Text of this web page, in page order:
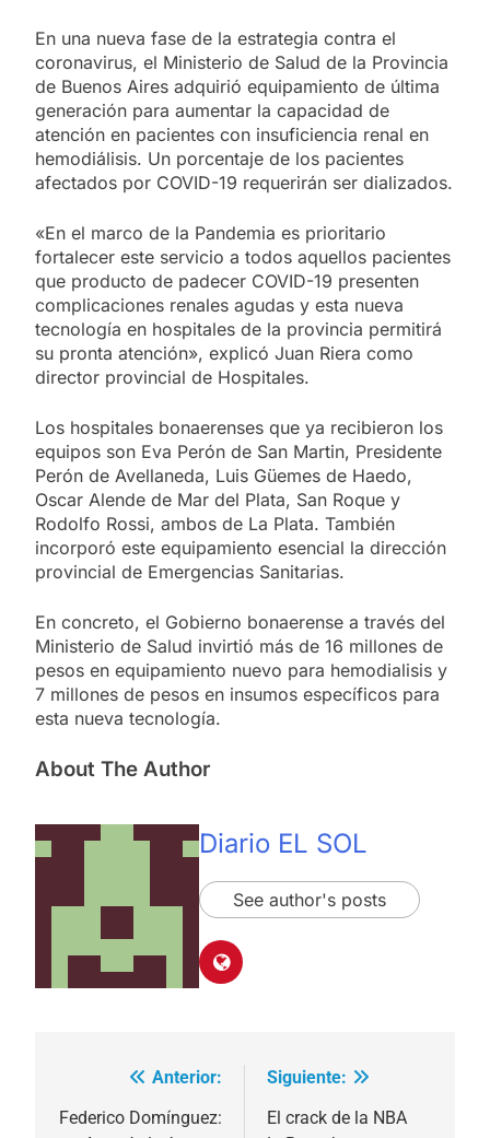
En una nueva fase de la estrategia contra el
coronavirus, el Ministerio de Salud de la Provincia
de Buenos Aires adquirió equipamiento de última
generación para aumentar la capacidad de
atención en pacientes con insuficiencia renal en
hemodiálisis. Un porcentaje de los pacientes
afectados por COVID-19 requerirán ser dializados.
«En el marco de la Pandemia es prioritario
fortalecer este servicio a todos aquellos pacientes
que producto de padecer COVID-19 presenten
complicaciones renales agudas y esta nueva
tecnología en hospitales de la provincia permitirá
su pronta atención», explicó Juan Riera como
director provincial de Hospitales.
Los hospitales bonaerenses que ya recibieron los
equipos son Eva Perón de San Martin, Presidente
Perón de Avellaneda, Luis Güemes de Haedo,
Oscar Alende de Mar del Plata, San Roque y
Rodolfo Rossi, ambos de La Plata. También
incorporó este equipamiento esencial la dirección
provincial de Emergencias Sanitarias.
En concreto, el Gobierno bonaerense a través del
Ministerio de Salud invirtió más de 16 millones de
pesos en equipamiento nuevo para hemodialisis y
7 millones de pesos en insumos específicos para
esta nueva tecnología.
About The Author
Diario EL SOL
See author's posts
Navegación
de
Anterior:
Federico Domínguez:
Siguiente:
El crack de la NBA